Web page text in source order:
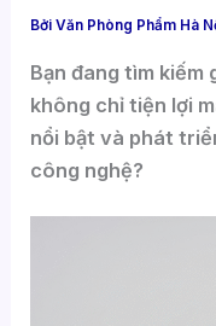
BởiVăn Phòng Phẩm Hà
Bạn đang tìm kiếm
không chỉ tiện lợi
nổi bật và phát
công nghệ?